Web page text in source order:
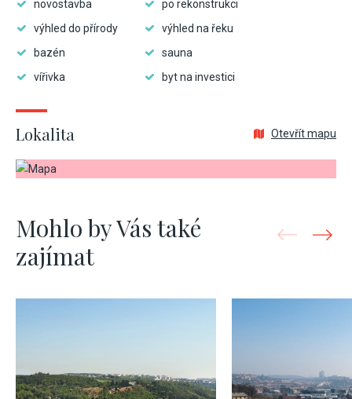
novostavba
po rekonstrukci
výhled do přírody
výhled na řeku
bazén
sauna
vířivka
byt na investici
Lokalita Otevřít mapu
Mohlo by Vás také
zajímat